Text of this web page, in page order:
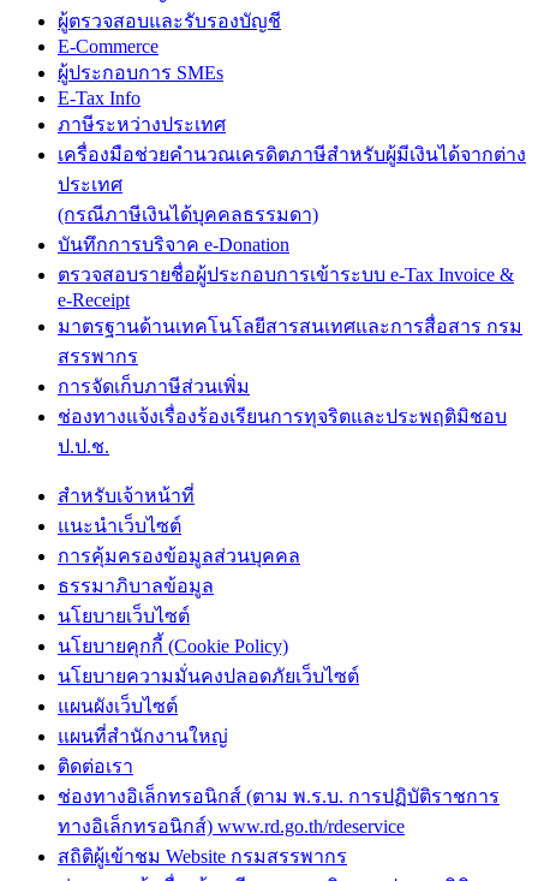
ผู้ตรวจสอบและรับรองบัญชี
E-Commerce
ผู้ประกอบการ SMEs
E-Tax Info
ภาษีระหว่างประเทศ
เครื่องมือช่วยคำนวณเครดิตภาษีสำหรับผู้มีเงินได้จากต่าง
ประเทศ
(กรณีภาษีเงินได้บุคคลธรรมดา)
บันทึกการบริจาค e-Donation
ตรวจสอบรายชื่อผู้ประกอบการเข้าระบบ e-Tax Invoice &
e-Receipt
มาตรฐานด้านเทคโนโลยีสารสนเทศและการสื่อสาร กรม
สรรพากร
การจัดเก็บภาษีส่วนเพิ่ม
ช่องทางแจ้งเรื่องร้องเรียนการทุจริตและประพฤติมิชอบ
ป.ป.ช.
สำหรับเจ้าหน้าที่
แนะนำเว็บไซต์
การคุ้มครองข้อมูลส่วนบุคคล
ธรรมาภิบาลข้อมูล
นโยบายเว็บไซต์
นโยบายคุกกี้ (Cookie Policy)
นโยบายความมั่นคงปลอดภัยเว็บไซต์
แผนผังเว็บไซต์
แผนที่สำนักงานใหญ่
ติดต่อเรา
ช่องทางอิเล็กทรอนิกส์ (ตาม พ.ร.บ. การปฏิบัติราชการ
ทางอิเล็กทรอนิกส์) www.rd.go.th/rdeservice
สถิติผู้เข้าชม Website กรมสรรพากร